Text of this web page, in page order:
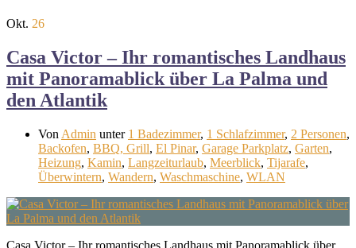
Okt. 26
Casa Victor – Ihr romantisches Landhaus
mit Panoramablick über La Palma und
den Atlantik
Von Admin unter 1 Badezimmer, 1 Schlafzimmer, 2 Personen,
Backofen, BBQ, Grill, El Pinar, Garage Parkplatz, Garten,
Heizung, Kamin, Langzeiturlaub, Meerblick, Tijarafe,
Überwintern, Wandern, Waschmaschine, WLAN
Casa Victor – Ihr romantisches Landhaus mit Panoramablick über